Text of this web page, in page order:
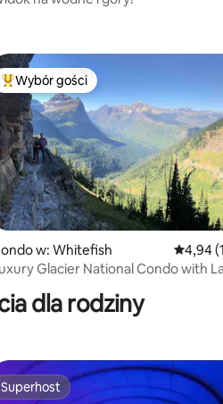
na 5, liczba recenzji: 727
Najpopularniejsze z kategorii Wybór
Wybór gości
w: Whitefish
4,94
Glacier National Condo with
dla rodziny
Superhost
Superhost